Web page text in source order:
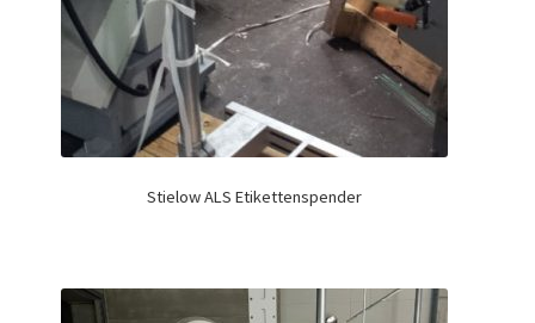
Stielow ALS Etikettenspender